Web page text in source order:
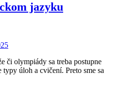
jazyku
či olympiády sa treba postupne
úloh a cvičení. Preto sme sa